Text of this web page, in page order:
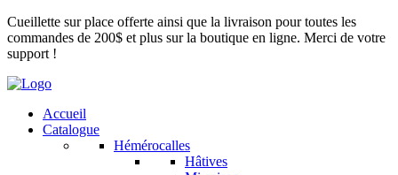
Cueillette sur place offerte ainsi que la livraison pour toutes les
commandes de 200$ et plus sur la boutique en ligne. Merci de votre
support !
Accueil
Catalogue
Hémérocalles
Hâtives